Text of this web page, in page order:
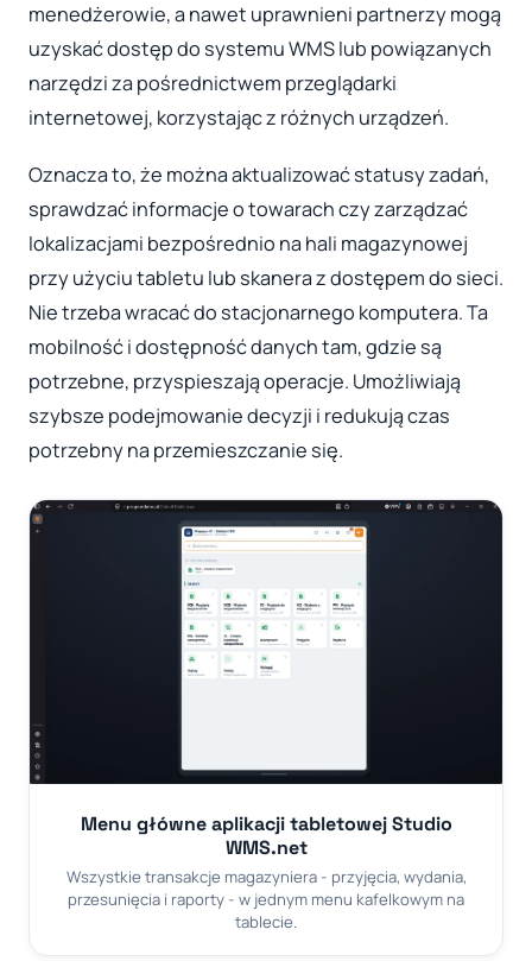
menedżerowie, a nawet uprawnieni partnerzy mogą
uzyskać dostęp do systemu WMS lub powiązanych
narzędzi za pośrednictwem przeglądarki
internetowej, korzystając z różnych urządzeń.
Oznacza to, że można aktualizować statusy zadań,
sprawdzać informacje o towarach czy zarządzać
lokalizacjami bezpośrednio na hali magazynowej
przy użyciu tabletu lub skanera z dostępem do sieci.
Nie trzeba wracać do stacjonarnego komputera. Ta
mobilność i dostępność danych tam, gdzie są
potrzebne, przyspieszają operacje. Umożliwiają
szybsze podejmowanie decyzji i redukują czas
potrzebny na przemieszczanie się.
Menu główne aplikacji tabletowej Studio
WMS.net
Wszystkie transakcje magazyniera - przyjęcia, wydania,
przesunięcia i raporty - w jednym menu kafelkowym na
tablecie.